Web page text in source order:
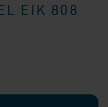
EIK 808